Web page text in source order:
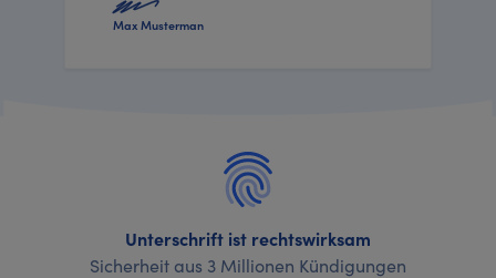
Max Musterman
Unterschrift ist rechtswirksam
Sicherheit aus 3 Millionen Kündigungen